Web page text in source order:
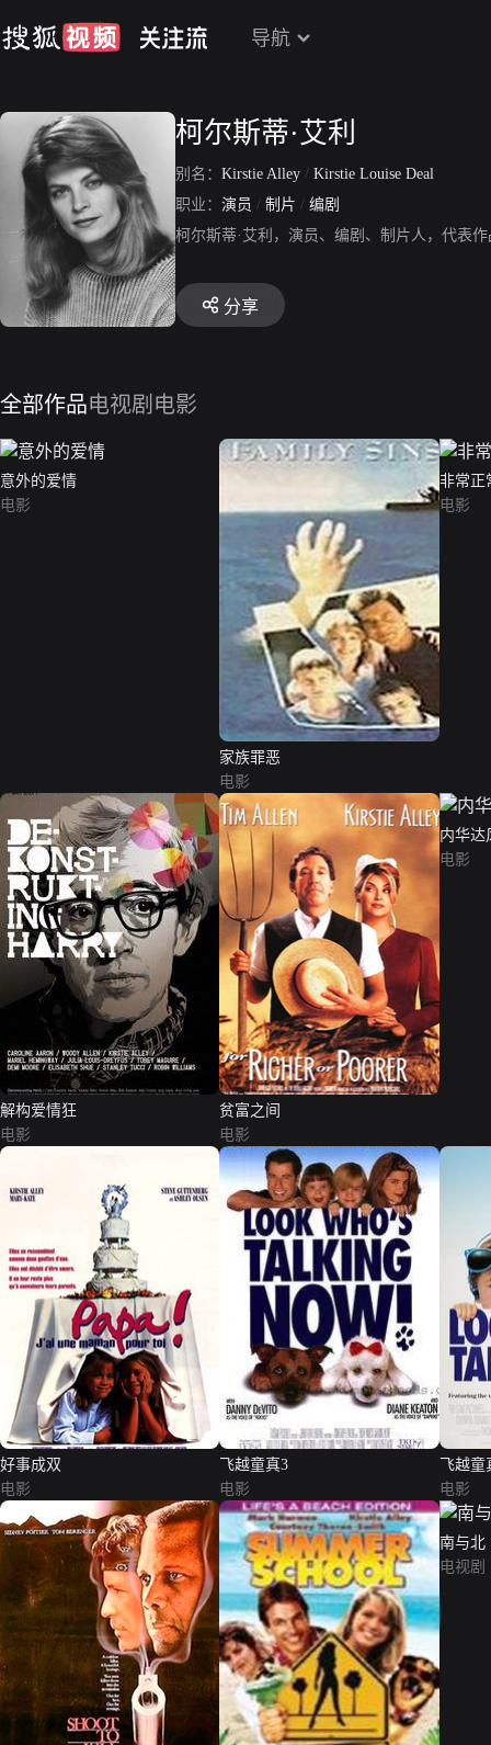
导航
柯尔斯蒂·艾利
别名： Kirstie Alley / Kirstie Louise Deal
职业： 演员 / 制片 / 编剧
柯尔斯蒂·艾利，演员、编剧、制片人，代表
分享
全部作品电视剧 电影
意外的爱情
电影
家族罪恶
电影
非常正
电影
解构爱情狂
电影
贫富之间
电影
内华达
电影
好事成双
电影
飞越童真3
电影
飞越童
电影
南与北
电视剧